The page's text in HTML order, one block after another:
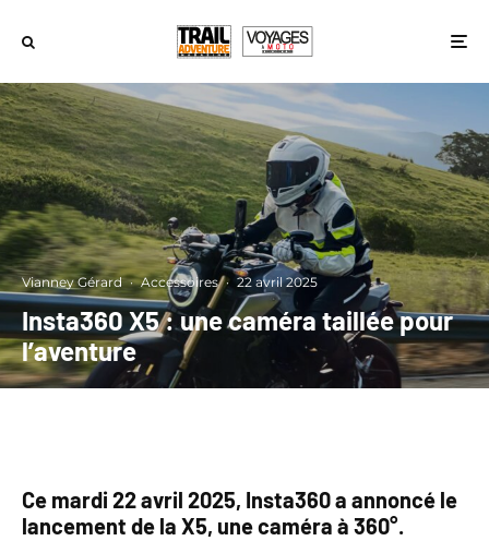
Vianney Gérard · Accessoires · 22 avril 2025
Insta360 X5 : une caméra taillée pour
l’aventure
Ce mardi 22 avril 2025, Insta360 a annoncé le
lancement de la X5, une caméra à 360°.